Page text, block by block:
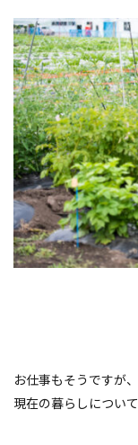
お仕事もそうですが
現在の暮らしについ